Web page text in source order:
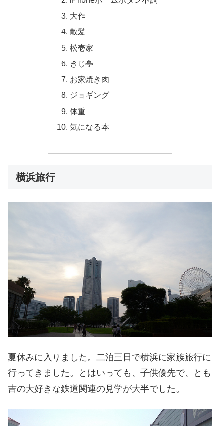
大作
散髪
松壱家
きじ亭
お家焼き肉
ジョギング
体重
気になる本
横浜旅行
夏休みに入りました。二泊三日で横浜に家族旅行に
行ってきました。とはいっても、子供優先で、とも
吉の大好きな鉄道関連の見学が大半でした。